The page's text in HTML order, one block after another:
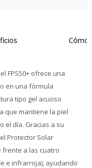
Cómo
FPS50+ ofrece una
en una fórmula
tipo gel acuoso
que mantiene la piel
el día. Gracias a su
Protector Solar
frente a las cuatro
e infrarroja), ayudando